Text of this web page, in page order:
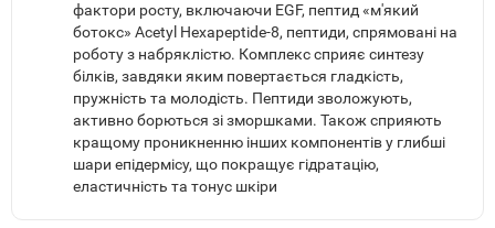
фактори росту, включаючи EGF, пептид «м'який
ботокс» Acetyl Hexapeptide-8, пептиди, спрямовані на
роботу з набряклістю. Комплекс сприяє синтезу
білків, завдяки яким повертається гладкість,
пружність та молодість. Пептиди зволожують,
активно борються зі зморшками. Також сприяють
кращому проникненню інших компонентів у глибші
шари епідермісу, що покращує гідратацію,
еластичність та тонус шкіри